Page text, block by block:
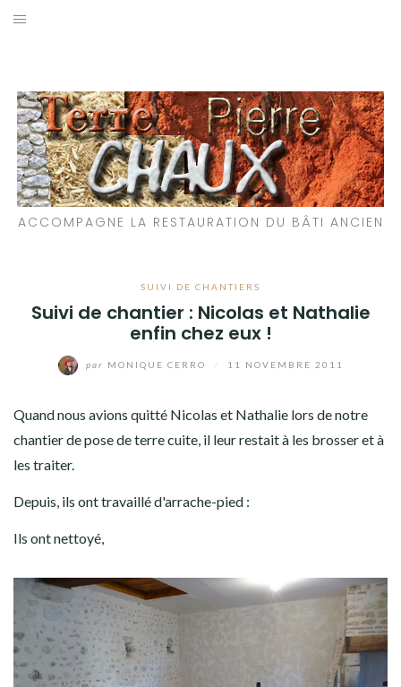
Aller
ACCOMPAGNE LA RESTAURATION DU BÂTI ANCIEN
SUIVI DE CHANTIERS
Suivi de chantier : Nicolas et Nathalie
enfin chez eux !
par MONIQUE CERRO 11 NOVEMBRE 2011
Quand nous avions quitté Nicolas et Nathalie lors de notre
chantier de pose de terre cuite, il leur restait à les brosser et à
les traiter.
Depuis, ils ont travaillé d'arrache-pied :
Ils ont nettoyé,
PARTICIPATIFS
CHANTIERS RÉALISÉS
QUE PROPOSONS-NOUS ?